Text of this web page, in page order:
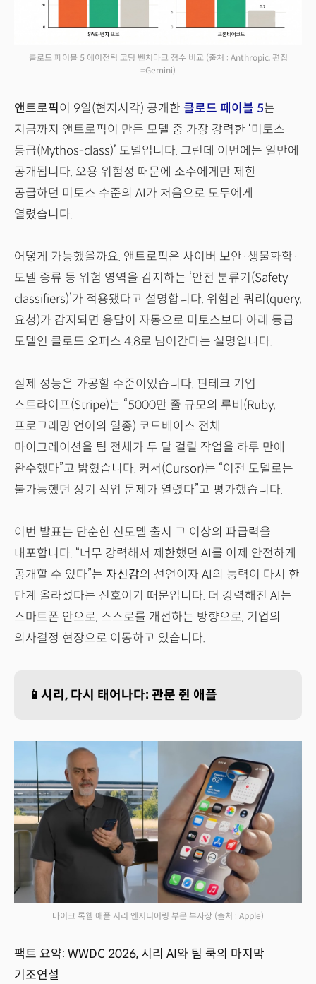
클로드 페이블 5 에이전틱 코딩 벤치마크 점수 비교 (출처 : Anthropic, 편집
=Gemini)
앤트로픽이 9일(현지시각) 공개한 클로드 페이블 5는
지금까지 앤트로픽이 만든 모델 중 가장 강력한 ‘미토스
등급(Mythos-class)’ 모델입니다. 그런데 이번에는 일반에
공개됩니다. 오용 위험성 때문에 소수에게만 제한
공급하던 미토스 수준의 AI가 처음으로 모두에게
열렸습니다.
어떻게 가능했을까요. 앤트로픽은 사이버 보안·생물화학·
모델 증류 등 위험 영역을 감지하는 ‘안전 분류기(Safety
classifiers)’가 적용됐다고 설명합니다. 위험한 쿼리(query,
요청)가 감지되면 응답이 자동으로 미토스보다 아래 등급
모델인 클로드 오퍼스 4.8로 넘어간다는 설명입니다.
실제 성능은 가공할 수준이었습니다. 핀테크 기업
스트라이프(Stripe)는 “5000만 줄 규모의 루비(Ruby,
프로그래밍 언어의 일종) 코드베이스 전체
마이그레이션을 팀 전체가 두 달 걸릴 작업을 하루 만에
완수했다”고 밝혔습니다. 커서(Cursor)는 “이전 모델로는
불가능했던 장기 작업 문제가 열렸다”고 평가했습니다.
이번 발표는 단순한 신모델 출시 그 이상의 파급력을
내포합니다. “너무 강력해서 제한했던 AI를 이제 안전하게
공개할 수 있다”는 자신감의 선언이자 AI의 능력이 다시 한
단계 올라섰다는 신호이기 때문입니다. 더 강력해진 AI는
스마트폰 안으로, 스스로를 개선하는 방향으로, 기업의
의사결정 현장으로 이동하고 있습니다.
📱시리, 다시 태어나다: 관문 쥔 애플
마이크 록웰 애플 시리 엔지니어링 부문 부사장 (출처 : Apple)
팩트 요약: WWDC 2026, 시리 AI와 팀 쿡의 마지막
기조연설